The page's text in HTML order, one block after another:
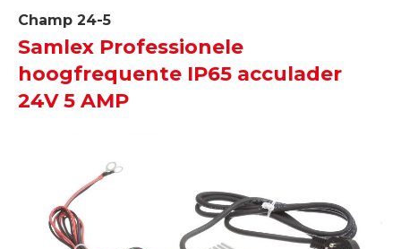
Champ 24-5
Samlex Professionele
hoogfrequente IP65 acculader
24V 5 AMP